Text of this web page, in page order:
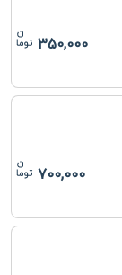
350,000
700,000